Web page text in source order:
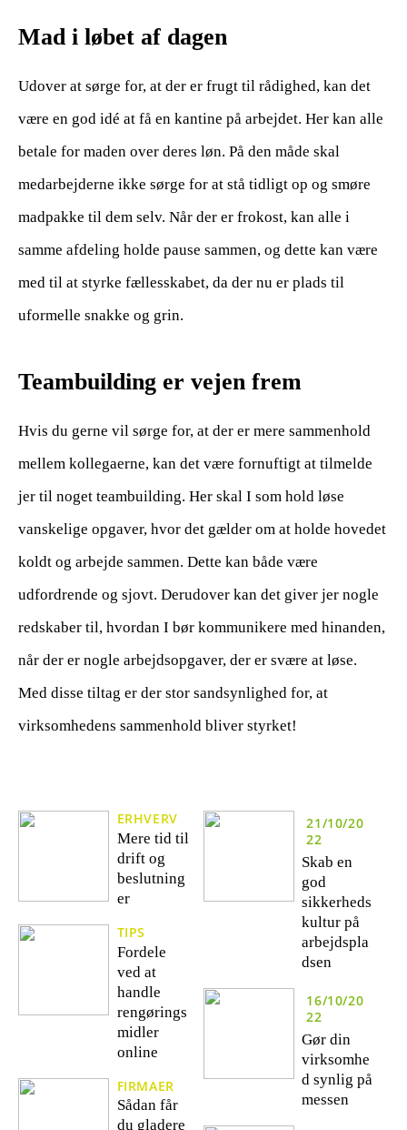
Mad i løbet af dagen
Udover at sørge for, at der er frugt til rådighed, kan det
være en god idé at få en kantine på arbejdet. Her kan alle
betale for maden over deres løn. På den måde skal
medarbejderne ikke sørge for at stå tidligt op og smøre
madpakke til dem selv. Når der er frokost, kan alle i
samme afdeling holde pause sammen, og dette kan være
med til at styrke fællesskabet, da der nu er plads til
uformelle snakke og grin.
Teambuilding er vejen frem
Hvis du gerne vil sørge for, at der er mere sammenhold
mellem kollegaerne, kan det være fornuftigt at tilmelde
jer til noget teambuilding. Her skal I som hold løse
vanskelige opgaver, hvor det gælder om at holde hovedet
koldt og arbejde sammen. Dette kan både være
udfordrende og sjovt. Derudover kan det giver jer nogle
redskaber til, hvordan I bør kommunikere med hinanden,
når der er nogle arbejdsopgaver, der er svære at løse.
Med disse tiltag er der stor sandsynlighed for, at
virksomhedens sammenhold bliver styrket!
ERHVERV
Mere tid til
drift og
beslutning
er
TIPS
Fordele
ved at
handle
rengørings
midler
online
FIRMAER
Sådan får
du gladere
21/10/20
22
Skab en
god
sikkerheds
kultur på
arbejdspla
dsen
16/10/20
22
Gør din
virksomhe
d synlig på
messen